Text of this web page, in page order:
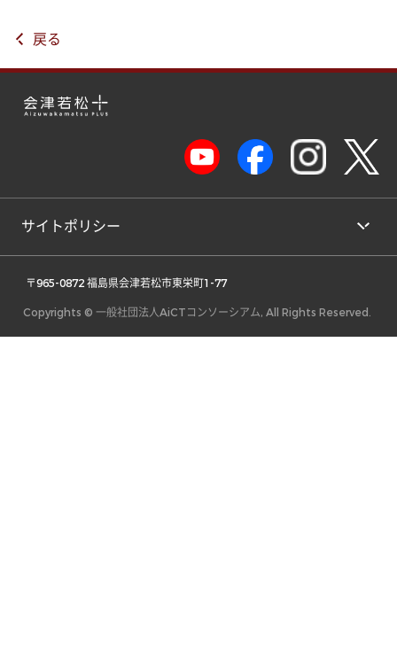
戻る
サイトポリシー
〒965-0872 福島県会津若松市東栄町1-77
Copyrights © 一般社団法人AiCTコンソーシアム, All Rights Reserved.